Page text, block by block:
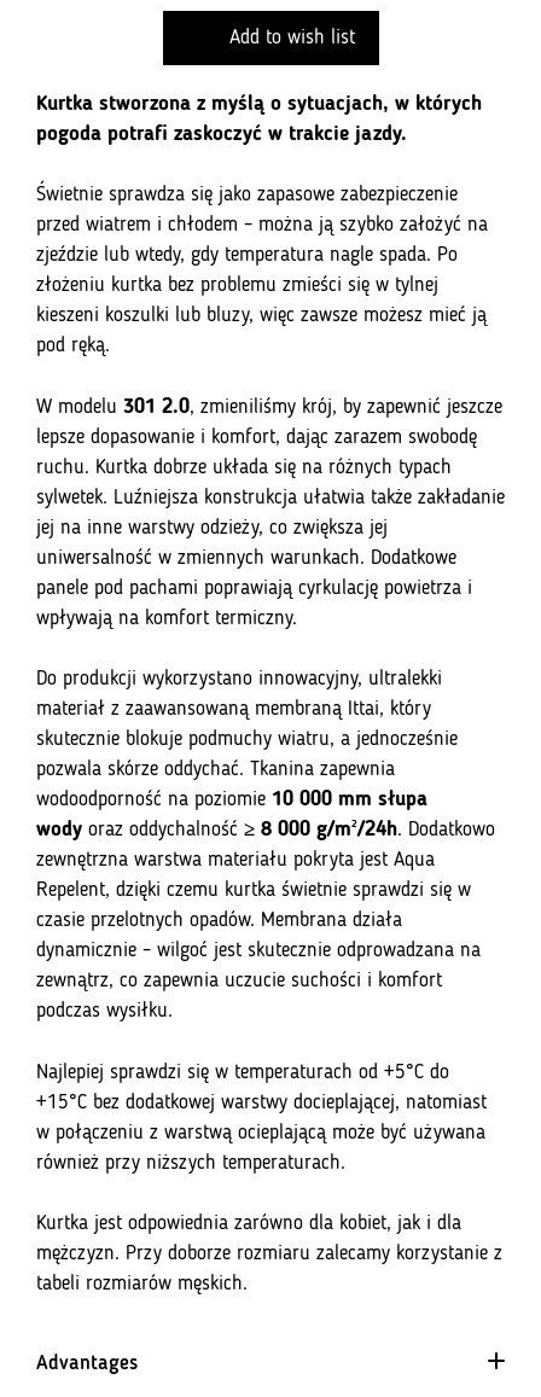
301
2.0
Windy
-
Pomarańczowa
Add to wish list
Kurtka stworzona z myślą o sytuacjach, w których
pogoda potrafi zaskoczyć w trakcie jazdy.
Świetnie sprawdza się jako zapasowe zabezpieczenie
przed wiatrem i chłodem – można ją szybko założyć na
zjeździe lub wtedy, gdy temperatura nagle spada. Po
złożeniu kurtka bez problemu zmieści się w tylnej
kieszeni koszulki lub bluzy, więc zawsze możesz mieć ją
pod ręką.
W modelu 301 2.0, zmieniliśmy krój, by zapewnić jeszcze
lepsze dopasowanie i komfort, dając zarazem swobodę
ruchu. Kurtka dobrze układa się na różnych typach
sylwetek. Luźniejsza konstrukcja ułatwia także zakładanie
jej na inne warstwy odzieży, co zwiększa jej
uniwersalność w zmiennych warunkach. Dodatkowe
panele pod pachami poprawiają cyrkulację powietrza i
wpływają na komfort termiczny.
Do produkcji wykorzystano innowacyjny, ultralekki
materiał z zaawansowaną membraną Ittai, który
skutecznie blokuje podmuchy wiatru, a jednocześnie
pozwala skórze oddychać. Tkanina zapewnia
wodoodporność na poziomie 10 000 mm słupa
wody oraz oddychalność ≥ 8 000 g/m²/24h. Dodatkowo
zewnętrzna warstwa materiału pokryta jest Aqua
Repelent, dzięki czemu kurtka świetnie sprawdzi się w
czasie przelotnych opadów. Membrana działa
dynamicznie – wilgoć jest skutecznie odprowadzana na
zewnątrz, co zapewnia uczucie suchości i komfort
podczas wysiłku.
Najlepiej sprawdzi się w temperaturach od +5°C do
+15°C bez dodatkowej warstwy docieplającej, natomiast
w połączeniu z warstwą ocieplającą może być używana
również przy niższych temperaturach.
Kurtka jest odpowiednia zarówno dla kobiet, jak i dla
mężczyzn. Przy doborze rozmiaru zalecamy korzystanie z
tabeli rozmiarów męskich.
Advantages